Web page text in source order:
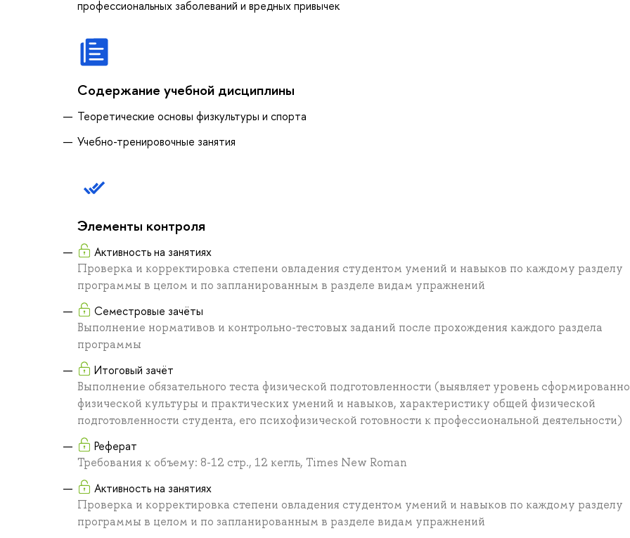
профессиональных заболеваний и вредных привычек
Содержание учебной дисциплины
Теоретические основы физкультуры и спорта
Учебно-тренировочные занятия
Элементы контроля
Активность на занятиях
Проверка и корректировка степени овладения студентом умений и навыков по каждому разделу
программы в целом и по запланированным в разделе видам упражнений
Семестровые зачёты
Выполнение нормативов и контрольно-тестовых заданий после прохождения каждого раздела
программы
Итоговый зачёт
Выполнение обязательного теста физической подготовленности (выявляет уровень
физической культуры и практических умений и навыков, характеристику общей физической
подготовленности студента, его психофизической готовности к профессиональной деятельности)
Реферат
Требования к объему: 8-12 стр., 12 кегль, Times New Roman
Активность на занятиях
Проверка и корректировка степени овладения студентом умений и навыков по каждому разделу
программы в целом и по запланированным в разделе видам упражнений